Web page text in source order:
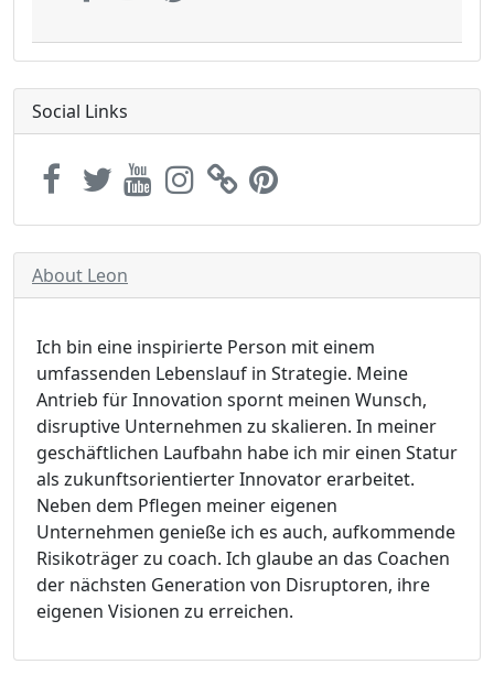
Social Links
About Leon
Ich bin eine inspirierte Person mit einem
umfassenden Lebenslauf in Strategie. Meine
Antrieb für Innovation spornt meinen Wunsch,
disruptive Unternehmen zu skalieren. In meiner
geschäftlichen Laufbahn habe ich mir einen Statur
als zukunftsorientierter Innovator erarbeitet.
Neben dem Pflegen meiner eigenen
Unternehmen genieße ich es auch, aufkommende
Risikoträger zu coach. Ich glaube an das Coachen
der nächsten Generation von Disruptoren, ihre
eigenen Visionen zu erreichen.